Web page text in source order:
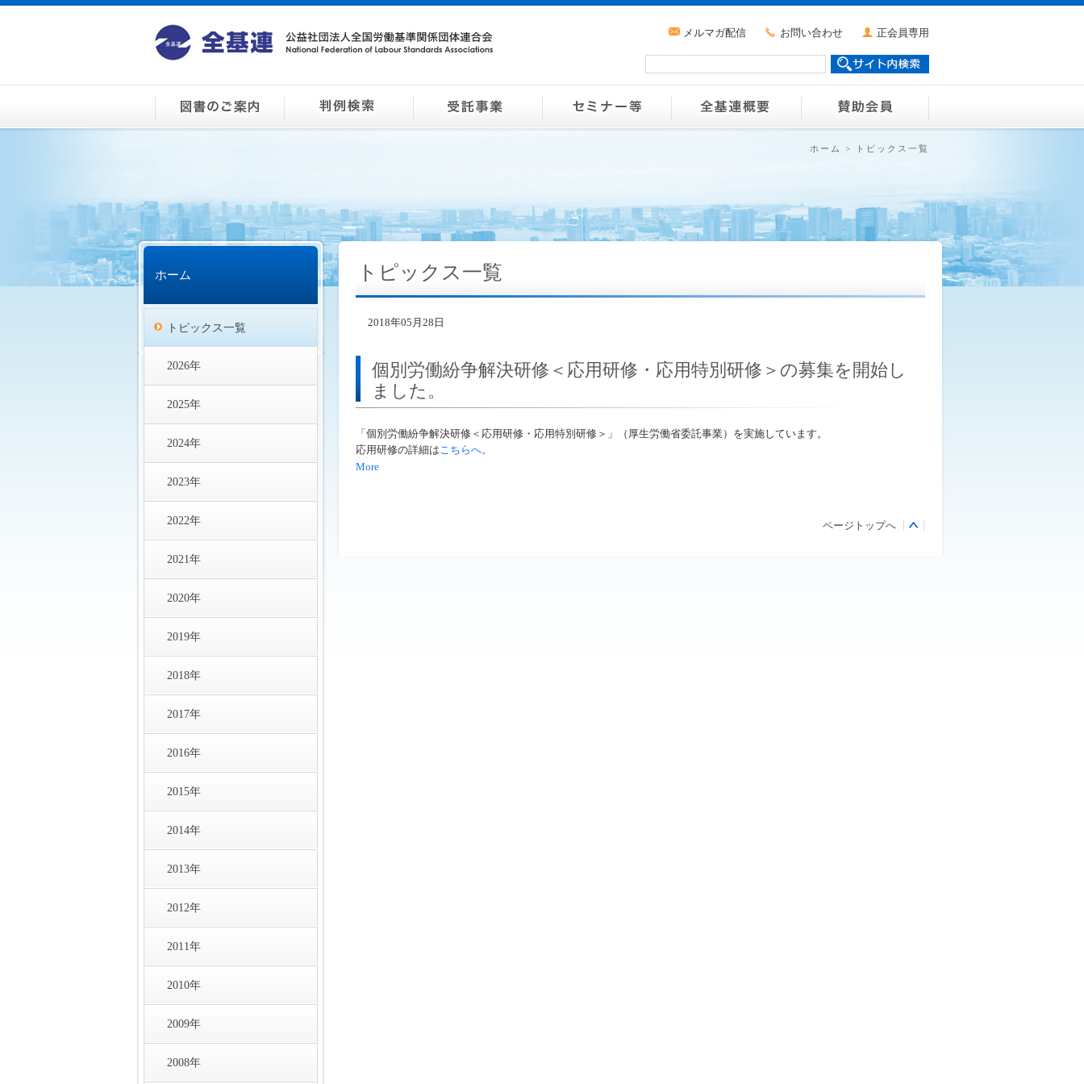
メルマガ配信 お問い合わせ 正会員専用
ホーム > トピックス一覧
ホーム
トピックス一覧
2026年
2025年
2024年
2023年
2022年
2021年
2020年
2019年
2018年
2017年
2016年
2015年
2014年
2013年
2012年
2011年
2010年
2009年
2008年
トピックス一覧
2018年05月28日
個別労働紛争解決研修＜応用研修・応用特別研修＞の募集を開始し
ました。
「個別労働紛争解決研修＜応用研修・応用特別研修＞」（厚生労働省委託事業）を実施しています。
応用研修の詳細は こちらへ。
More
ページトップへ